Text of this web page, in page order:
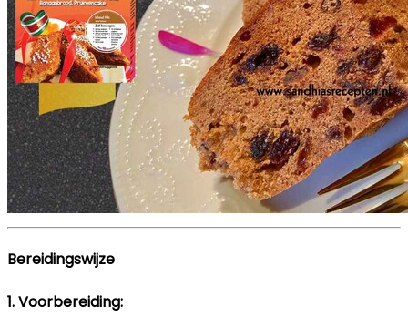
Bereidingswijze
1.Voorbereiding: